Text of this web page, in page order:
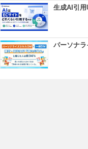
生成AI引
パーソナ